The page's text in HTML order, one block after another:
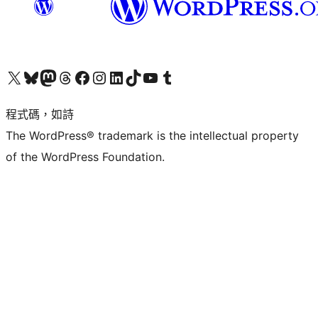
查看我們的 X (之前的 Twitter) 帳號造訪我們的 Bluesky 帳號造訪我們的 Mastodon 帳號造訪我們的 Threads 帳號 造訪我們的 Facebook 粉絲專頁Visit our Instagram account
Visit our LinkedIn account
造訪我們的 TikTok 帳號Visit our YouTube channel
造訪我們的 Tumblr 帳號
程式碼，如詩
The WordPress® trademark is the intellectual property
of the WordPress Foundation.